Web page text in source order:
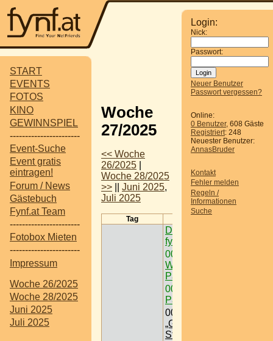
START
EVENTS
FOTOS
KINO
GEWINNSPIEL
-----------------------
Event-Suche
Event gratis
eintragen!
Forum / News
Gästebuch
Fynf.at Team
-----------------------
Fotobox Mieten
-----------------------
Impressum
Woche 26/2025
Woche 28/2025
Juni 2025
Juli 2025
Login:
Nick:
Passwort:
Neuer Benutzer
Passwort vergessen?
Online:
0 Benutzer, 608 Gäste
Registriert: 248
Neuester Benutzer:
AnnasBruder
Kontakt
Fehler melden
Regeln /
Informationen
Suche
Woche
27/2025
<< Woche
26/2025
Woche 28/2025
>>
Juni 2025,
Juli 2025
Tag
Dein Gewinnspiel auf
fynf.at eintragen
00:00
Wasserlochklamm
Palfau
00:00
Paintball < Nö >
00:00
„Grüner See“ @
Steiermark